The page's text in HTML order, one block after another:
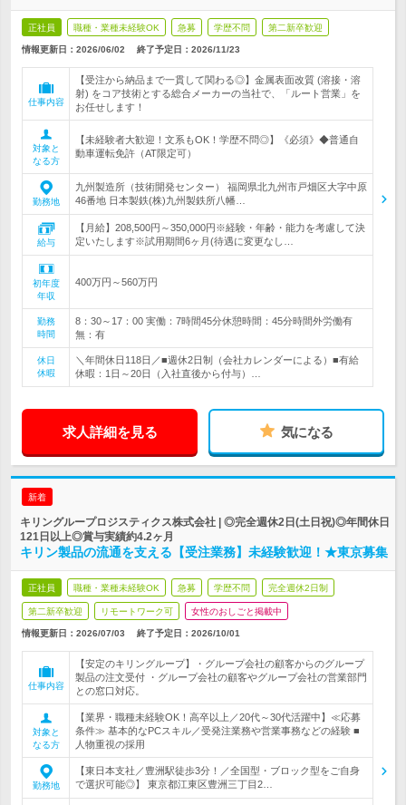
正社員 職種・業種未経験OK 急募 学歴不問 第二新卒歓迎
情報更新日：2026/06/02 終了予定日： 2026/11/23
仕事内容
【受注から納品まで一貫して関わる◎】金属表面改質 (溶接・溶
射) をコア技術とする総合メーカーの当社で、「ルート営業」を
お任せします！
対象と
なる方
【未経験者大歓迎！文系もOK！学歴不問◎】《必須》◆普通自
動車運転免許（AT限定可）
勤務地
九州製造所（技術開発センター） 福岡県北九州市戸畑区大字中原
46番地 日本製鉄(株)九州製鉄所八幡…
給与
【月給】208,500円～350,000円※経験・年齢・能力を考慮して決
定いたします※試用期間6ヶ月(待遇に変更なし…
初年度
年収
400万円～560万円
勤務
時間
8：30～17：00 実働：7時間45分休憩時間：45分時間外労働有
無：有
休日
休暇
＼年間休日118日／■週休2日制（会社カレンダーによる）■有給
休暇：1日～20日（入社直後から付与）…
求人詳細を見る 気になる
新着
キリングループロジスティクス株式会社 | ◎完全週休2日(土日祝)◎年間休日
121日以上◎賞与実績約4.2ヶ月
キリン製品の流通を支える【受注業務】未経験歓迎！★東京募集
正社員 職種・業種未経験OK 急募 学歴不問 完全週休2日制
第二新卒歓迎 リモートワーク可 女性のおしごと掲載中
情報更新日：2026/07/03 終了予定日： 2026/10/01
仕事内容
【安定のキリングループ】・グループ会社の顧客からのグループ
製品の注文受付 ・グループ会社の顧客やグループ会社の営業部門
との窓口対応。
対象と
なる方
【業界・職種未経験OK！高卒以上／20代～30代活躍中】≪応募
条件≫ 基本的なPCスキル／受発注業務や営業事務などの経験 ■
人物重視の採用
勤務地
【東日本支社／豊洲駅徒歩3分！／全国型・ブロック型をご自身
で選択可能◎】 東京都江東区豊洲三丁目2…